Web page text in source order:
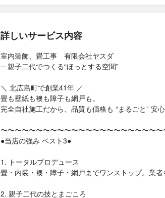
詳しいサービス内容
室内装飾、畳工事 有限会社ヤスダ
─ 親子二代でつくる“ほっとする空間”
＼ 北広島町で創業41年 ／
畳も壁紙も襖も障子も網戸も。
完全自社施工だから、品質も価格も “まるごと” 安心
〜〜〜〜〜〜〜〜〜〜〜〜〜〜〜〜〜〜〜〜〜〜〜
●当店の強み ベスト3●
1. トータルプロデュース
畳・内装・襖・障子・網戸までワンストップ。業者
2. 親子二代の技とまごころ